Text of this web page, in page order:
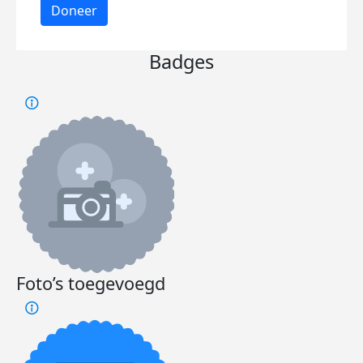
Doneer
Badges
Foto’s toegevoegd